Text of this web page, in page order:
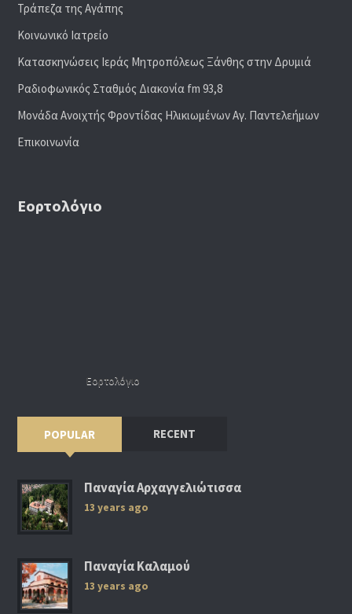
Τράπεζα της Αγάπης
Κοινωνικό Ιατρείο
Κατασκηνώσεις Ιεράς Μητροπόλεως Ξάνθης στην Δρυμιά
Ραδιoφωνικός Σταθμός Διακονία fm 93,8
Μονάδα Ανοιχτής Φροντίδας Ηλικιωμένων Αγ. Παντελεήμων
Επικοινωνία
Εορτολόγιο
Εορτολόγιο
POPULAR RECENT
Παναγία Αρχαγγελιώτισσα
13 years ago
Παναγία Καλαμού
13 years ago